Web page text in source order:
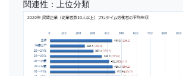
関連性：上位分類